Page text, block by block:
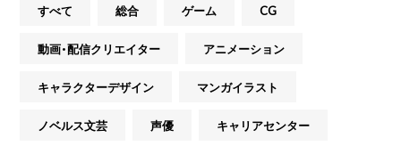
すべて 総合 ゲーム CG
動画・配信クリエイター アニメーション
キャラクターデザイン マンガイラスト
ノベルス文芸 声優 キャリアセンター